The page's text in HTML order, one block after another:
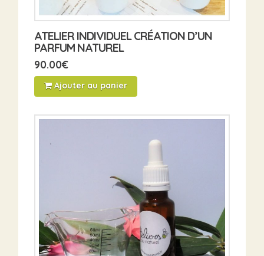
ATELIER INDIVIDUEL CRÉATION D’UN
PARFUM NATUREL
90.00€
Ajouter au panier